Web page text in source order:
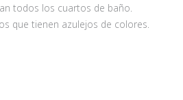
todos los cuartos de baño.
que tienen azulejos de colores.